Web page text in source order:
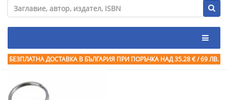
БЕЗПЛАТНА ДОСТАВКА В БЪЛГАРИЯ ПРИ ПОРЪЧКА НАД 35.28 € / 69 ЛВ.